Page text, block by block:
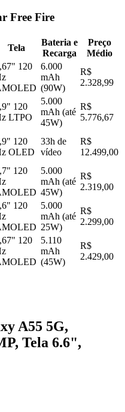
Free Fire
Tela
Bateria e
Recarga
Preço
Médio
120
6.000
mAh
(90W)
R$
2.328,99
120
LTPO
5.000
mAh (até
45W)
R$
5.776,67
120
OLED
33h de
vídeo
R$
12.499,00
120
5.000
mAh (até
45W)
R$
2.319,00
120
5.000
mAh (até
25W)
R$
2.299,00
120
5.110
mAh
(45W)
R$
2.429,00
A55 5G,
Tela 6.6",